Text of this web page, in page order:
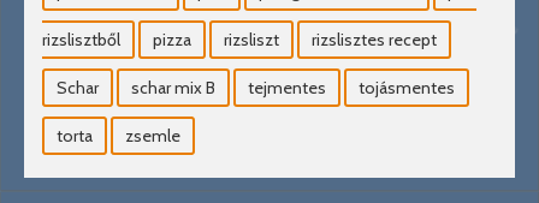
rizslisztből pizza rizsliszt rizslisztes recept
Schar schar mix B tejmentes tojásmentes
torta zsemle